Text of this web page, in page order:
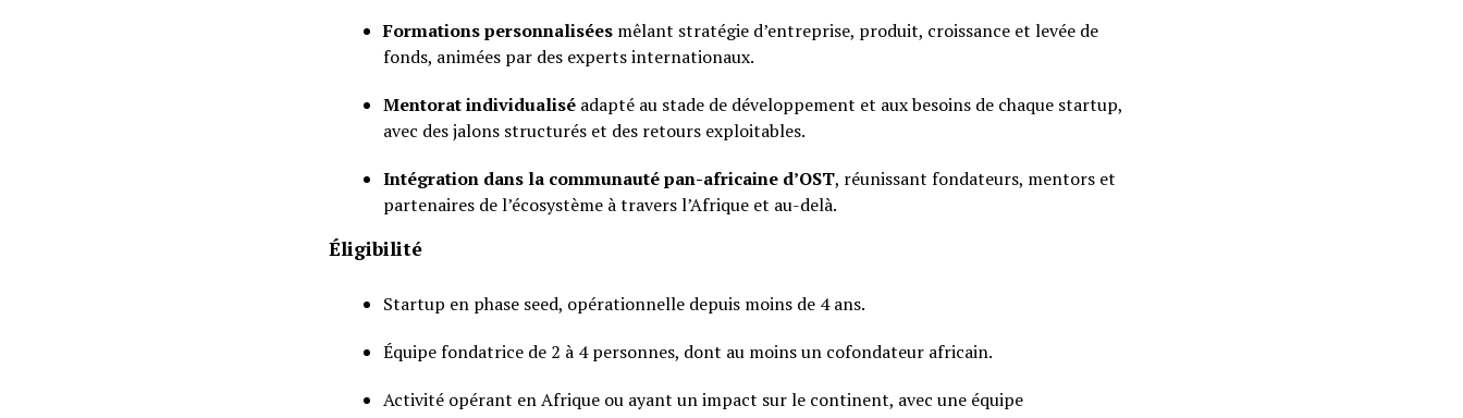
Formations personnalisées mêlant stratégie d’entreprise, produit, croissance et levée de
fonds, animées par des experts internationaux.
Mentorat individualisé adapté au stade de développement et aux besoins de chaque startup,
avec des jalons structurés et des retours exploitables.
Intégration dans la communauté pan-africaine d’OST, réunissant fondateurs, mentors et
partenaires de l’écosystème à travers l’Afrique et au-delà.
Éligibilité
Startup en phase seed, opérationnelle depuis moins de 4 ans.
Équipe fondatrice de 2 à 4 personnes, dont au moins un cofondateur africain.
Activité opérant en Afrique ou ayant un impact sur le continent, avec une équipe